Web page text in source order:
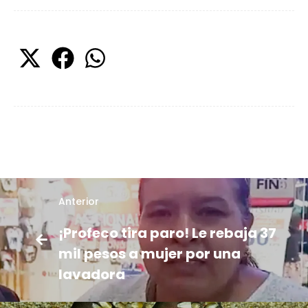
Anterior
¡Profeco tira paro! Le rebaja 37
mil pesos a mujer por una
lavadora